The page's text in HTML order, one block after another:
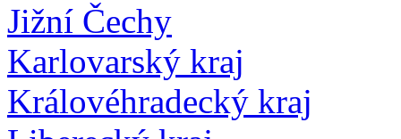
Jižní Čechy
Karlovarský kraj
Královéhradecký kraj